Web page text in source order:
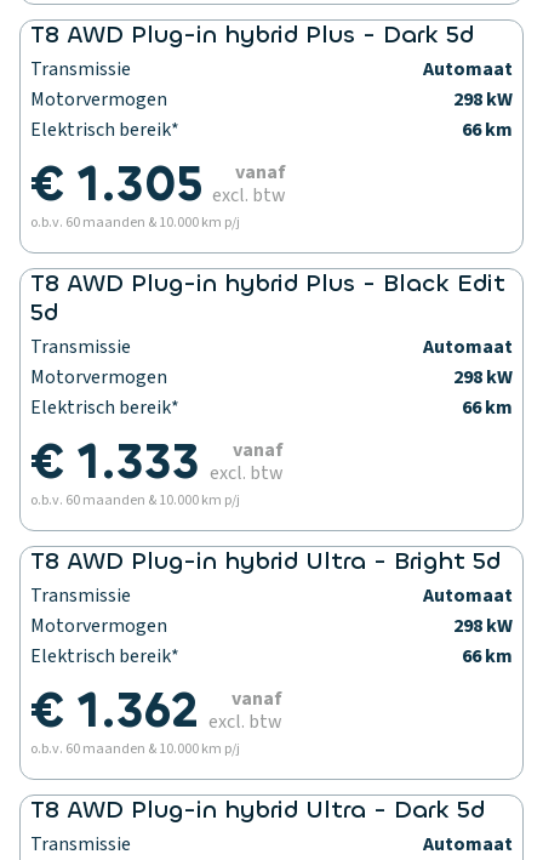
T8 AWD Plug-in hybrid Plus - Dark 5d
Transmissie
Automaat
Motorvermogen
298 kW
Elektrisch bereik*
66 km
€ 1.305
vanaf
excl. btw
o.b.v. 60 maanden & 10.000 km p/j
T8 AWD Plug-in hybrid Plus - Black Edit
5d
Transmissie
Automaat
Motorvermogen
298 kW
Elektrisch bereik*
66 km
€ 1.333
vanaf
excl. btw
o.b.v. 60 maanden & 10.000 km p/j
T8 AWD Plug-in hybrid Ultra - Bright 5d
Transmissie
Automaat
Motorvermogen
298 kW
Elektrisch bereik*
66 km
€ 1.362
vanaf
excl. btw
o.b.v. 60 maanden & 10.000 km p/j
T8 AWD Plug-in hybrid Ultra - Dark 5d
Transmissie
Automaat